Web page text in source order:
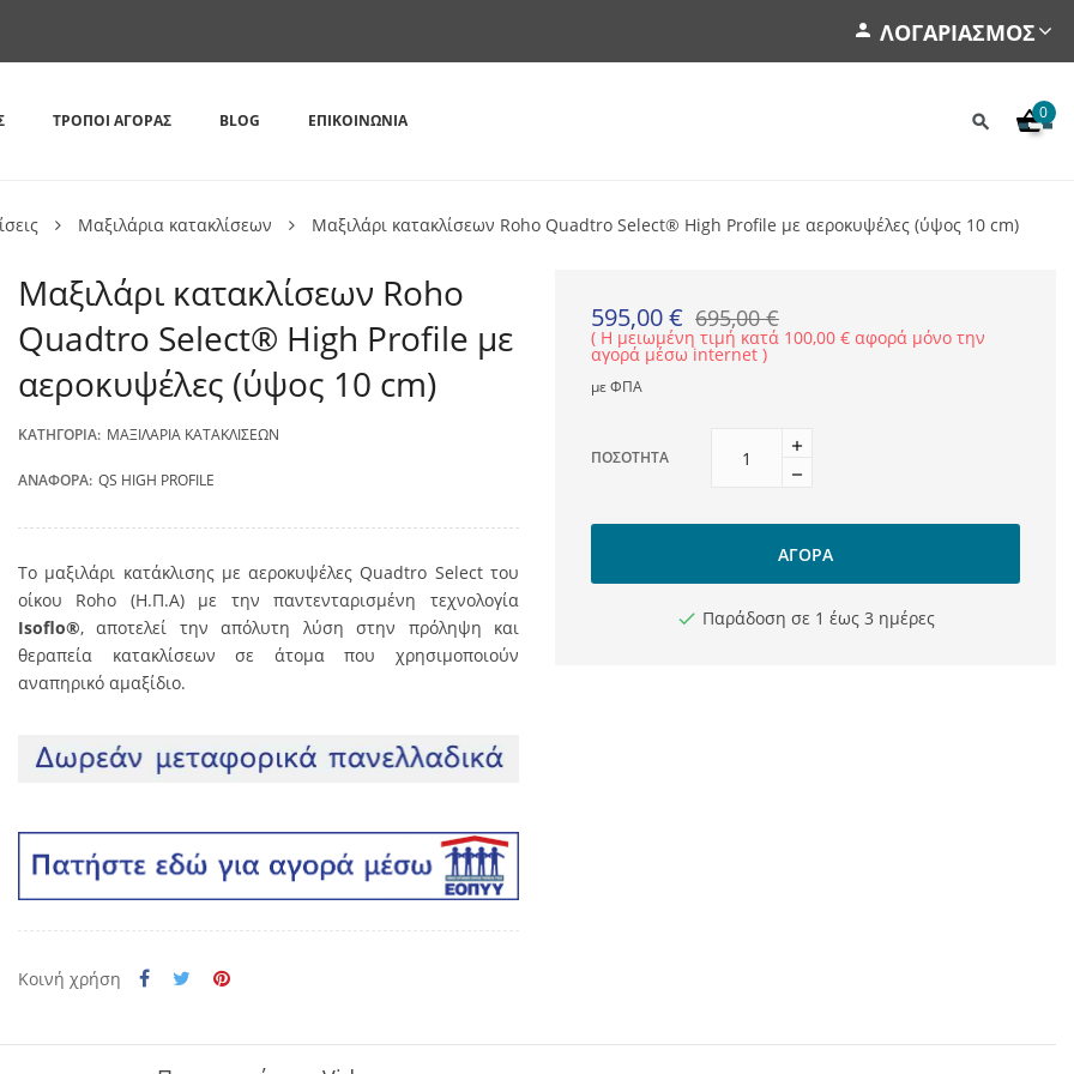
ΛΟΓΑΡΙΑΣΜΌΣ
ΤΡΌΠΟΙ ΑΓΟΡΆΣ BLOG ΕΠΙΚΟΙΝΩΝΊΑ 0
Μαξιλάρια κατακλίσεων Μαξιλάρι κατακλίσεων Roho Quadtro Select® High Profile με αεροκυψέλες (ύψος 10 cm)
Μαξιλάρι κατακλίσεων Roho
Quadtro Select® High Profile με
αεροκυψέλες (ύψος 10 cm)
ΚΑΤΗΓΟΡΊΑ: ΜΑΞΙΛΆΡΙΑ ΚΑΤΑΚΛΊΣΕΩΝ
ΑΝΑΦΟΡΆ: QS HIGH PROFILE
Το μαξιλάρι κατάκλισης με αεροκυψέλες Quadtro Select του
οίκου Roho (Η.Π.Α) με την παντενταρισμένη τεχνολογία
Isoflo®, αποτελεί την απόλυτη λύση στην πρόληψη και
θεραπεία κατακλίσεων σε άτομα που χρησιμοποιούν
αναπηρικό αμαξίδιο.
Κοινή χρήση
595,00 € 695,00 €
Η μειωμένη τιμή κατά 100,00 € αφορά μόνο την
αγορά μέσω internet
με ΦΠΑ
ΠΟΣΌΤΗΤΑ
ΑΓΟΡΆ
Παράδοση σε 1 έως 3 ημέρες